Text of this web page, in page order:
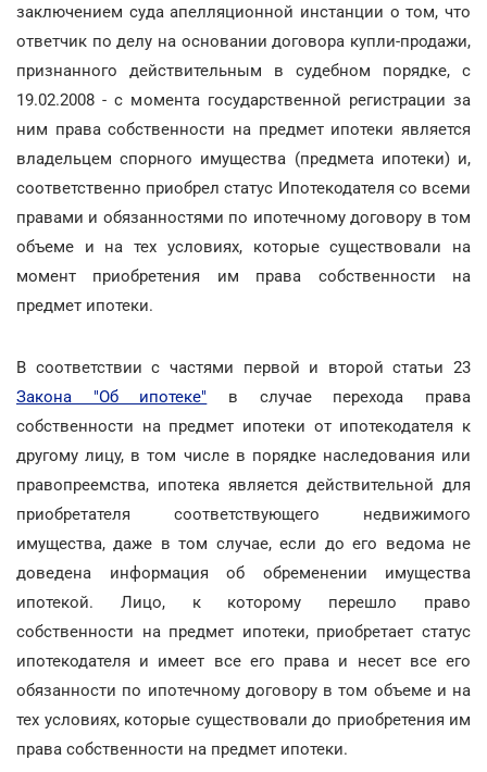
заключением суда апелляционной инстанции о том, что
ответчик по делу на основании договора купли-продажи,
признанного действительным в судебном порядке, с
19.02.2008 - с момента государственной регистрации за
ним права собственности на предмет ипотеки является
владельцем спорного имущества (предмета ипотеки) и,
соответственно приобрел статус Ипотекодателя со всеми
правами и обязанностями по ипотечному договору в том
объеме и на тех условиях, которые существовали на
момент приобретения им права собственности на
предмет ипотеки.
В соответствии с частями первой и второй статьи 23
Закона "Об ипотеке" в случае перехода права
собственности на предмет ипотеки от ипотекодателя к
другому лицу, в том числе в порядке наследования или
правопреемства, ипотека является действительной для
приобретателя соответствующего недвижимого
имущества, даже в том случае, если до его ведома не
доведена информация об обременении имущества
ипотекой. Лицо, к которому перешло право
собственности на предмет ипотеки, приобретает статус
ипотекодателя и имеет все его права и несет все его
обязанности по ипотечному договору в том объеме и на
тех условиях, которые существовали до приобретения им
права собственности на предмет ипотеки.